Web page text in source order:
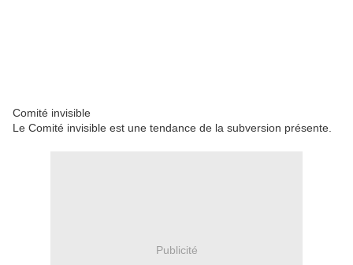
Comité invisible
Le Comité invisible est une tendance de la subversion présente.
Publicité